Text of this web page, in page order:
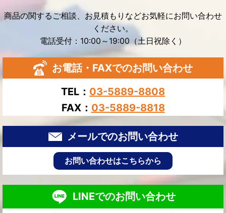
商品の関するご相談、お見積もりなどお気軽にお問い合わせ
ください。
電話受付：10:00～19:00（土日祝除く）
お電話・FAXでのお問い合わせ
TEL： 03-5889-8808
FAX： 03-5889-8818
メールでのお問い合わせ
お問い合わせはこちらから
LINEでのお問い合わせ